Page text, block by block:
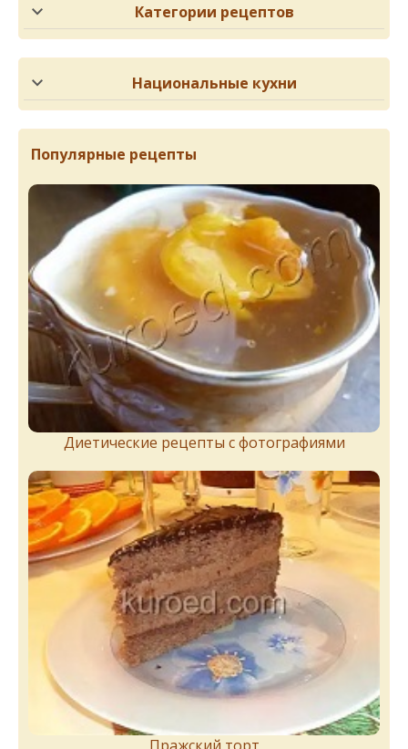
Категории рецептов
Национальные кухни
Популярные рецепты
Диетические рецепты с фотографиями